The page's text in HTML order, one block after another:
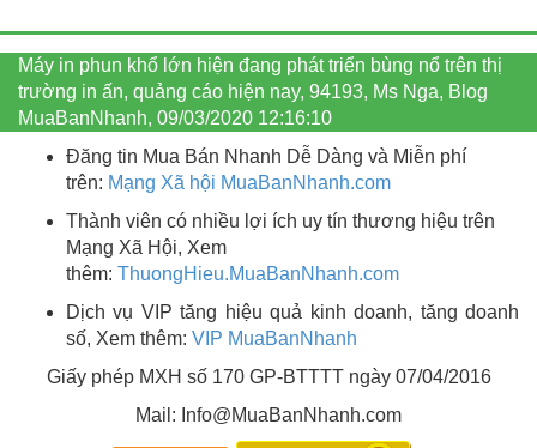
Máy in phun khổ lớn hiện đang phát triển bùng nổ trên thị
trường in ấn, quảng cáo hiện nay, 94193, Ms Nga, Blog
MuaBanNhanh, 09/03/2020 12:16:10
Đăng tin Mua Bán Nhanh Dễ Dàng và Miễn phí
trên: Mạng Xã hội MuaBanNhanh.com
Thành viên có nhiều lợi ích uy tín thương hiệu trên
Mạng Xã Hội, Xem
thêm: ThuongHieu.MuaBanNhanh.com
Dịch vụ VIP tăng hiệu quả kinh doanh, tăng doanh
số, Xem thêm: VIP MuaBanNhanh
Giấy phép MXH số 170 GP-BTTTT ngày 07/04/2016
Mail: Info@MuaBanNhanh.com